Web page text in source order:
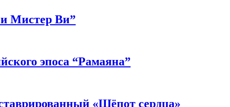
и Мистер Ви”
эпоса “Рамаяна”
«Шёпот сердца»